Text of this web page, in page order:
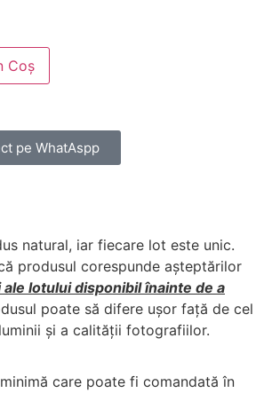
Coș
pe WhatAspp
natural, iar fiecare lot este unic.
produsul corespunde așteptărilor
lotului disponibil înainte de a
poate să difere ușor față de cel
și a calității fotografiilor.
care poate fi comandată în